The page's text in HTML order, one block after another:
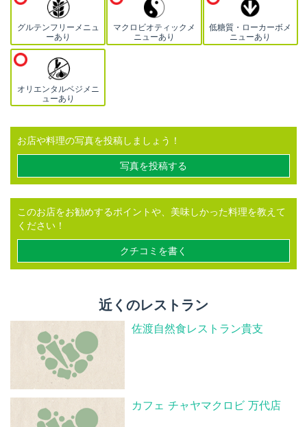
グルテンフリーメニュ
ーあり
マクロビオティックメ
ニューあり
低糖質・ローカーボメ
ニューあり
オリエンタルベジメニ
ューあり
お店や料理の写真を投稿しましょう！
写真を投稿する
このお店をお勧めするポイントや、美味しかった料理を教えて
ください！
クチコミを書く
近くのレストラン
佐渡自然食レストラン貴支
カフェ チャヤマクロビ 万代店